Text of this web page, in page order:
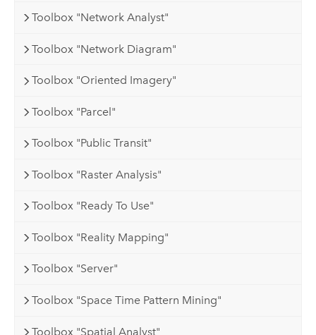
Toolbox "Network Analyst"
Toolbox "Network Diagram"
Toolbox "Oriented Imagery"
Toolbox "Parcel"
Toolbox "Public Transit"
Toolbox "Raster Analysis"
Toolbox "Ready To Use"
Toolbox "Reality Mapping"
Toolbox "Server"
Toolbox "Space Time Pattern Mining"
Toolbox "Spatial Analyst"